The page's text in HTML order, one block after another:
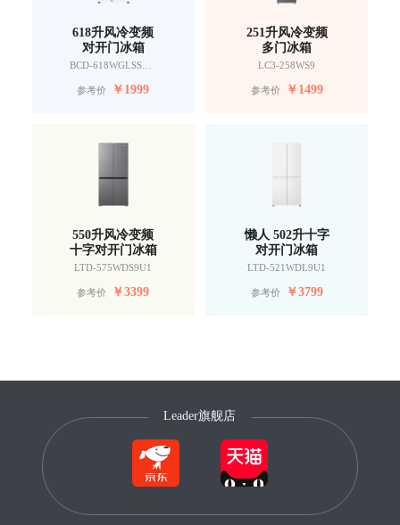
618升风冷变频
对开门冰箱
BCD-618WGLSSEDW9
参考价 ￥1999
251升风冷变频
多门冰箱
LC3-258WS9
参考价 ￥1499
550升风冷变频
十字对开门冰箱
LTD-575WDS9U1
参考价 ￥3399
懒人 502升十字
对开门冰箱
LTD-521WDL9U1
参考价 ￥3799
Leader旗舰店